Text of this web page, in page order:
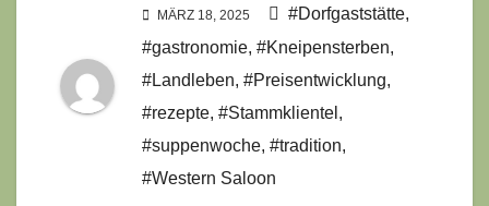
MÄRZ 18, 2025 #Dorfgaststätte,
#gastronomie, #Kneipensterben,
#Landleben, #Preisentwicklung,
#rezepte, #Stammklientel ,
#suppenwoche, #tradition,
#Western Saloon